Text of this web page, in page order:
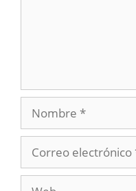
Nombre
electrónico